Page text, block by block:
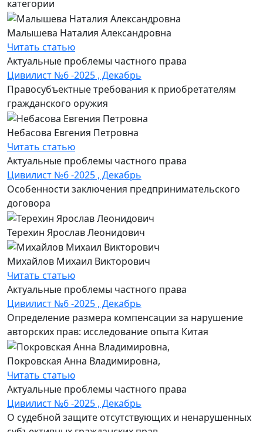
категории
Малышева Наталия Александровна
Читать статью
Актуальные проблемы частного права
Цивилист №6 -2025 , Декабрь
Правосубъектные требования к приобретателям
гражданского оружия
Небасова Евгения Петровна
Читать статью
Актуальные проблемы частного права
Цивилист №6 -2025 , Декабрь
Особенности заключения предпринимательского
договора
Терехин Ярослав Леонидович
Михайлов Михаил Викторович
Читать статью
Актуальные проблемы частного права
Цивилист №6 -2025 , Декабрь
Определение размера компенсации за нарушение
авторских прав: исследование опыта Китая
Покровская Анна Владимировна,
Читать статью
Актуальные проблемы частного права
Цивилист №6 -2025 , Декабрь
О судебной защите отсутствующих и ненарушенных